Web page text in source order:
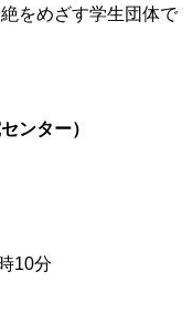
をめざす学生団体で
ンター）
10分